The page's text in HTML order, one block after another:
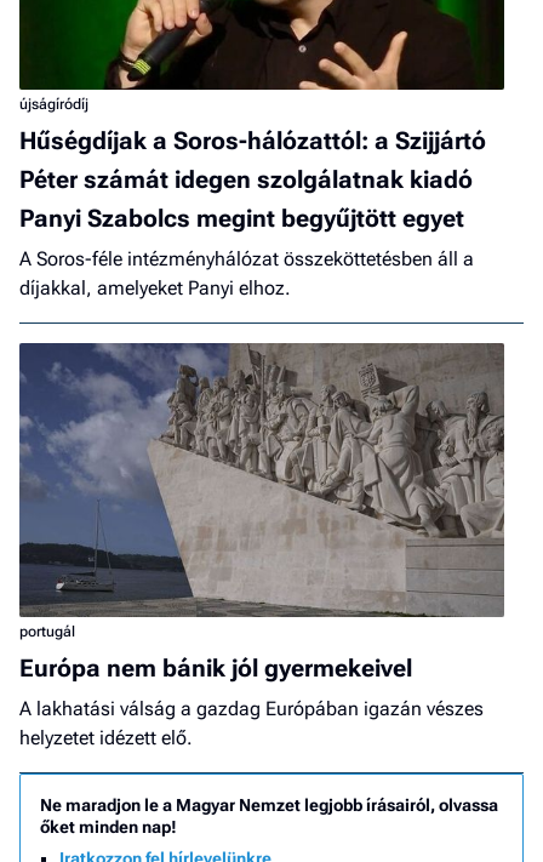
újságíródíj
Hűségdíjak a Soros-hálózattól: a Szijjártó
Péter számát idegen szolgálatnak kiadó
Panyi Szabolcs megint begyűjtött egyet
A Soros-féle intézményhálózat összeköttetésben áll a
díjakkal, amelyeket Panyi elhoz.
portugál
Európa nem bánik jól gyermekeivel
A lakhatási válság a gazdag Európában igazán vészes
helyzetet idézett elő.
Ne maradjon le a Magyar Nemzet legjobb írásairól, olvassa
őket minden nap!